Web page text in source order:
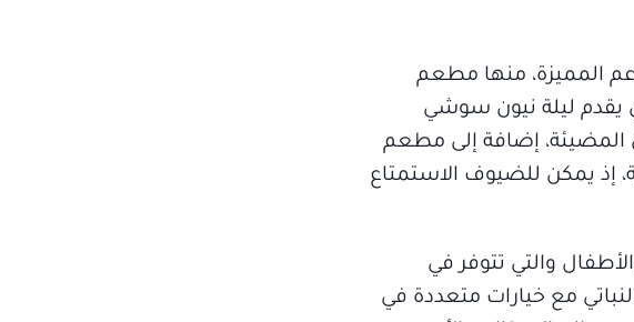
المميزة، منها مطعم
يقدم ليلة نيون سوشي
المضيئة، إضافة إلى مطعم
إذ يمكن للضيوف الاستمتاع
والتي تتوفر في
مع خيارات متعددة في